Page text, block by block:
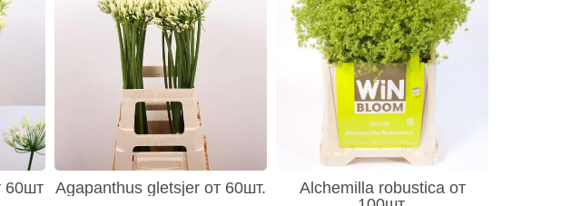
60шт Agapanthus gletsjer от 60шт.
Alchemilla robustica от